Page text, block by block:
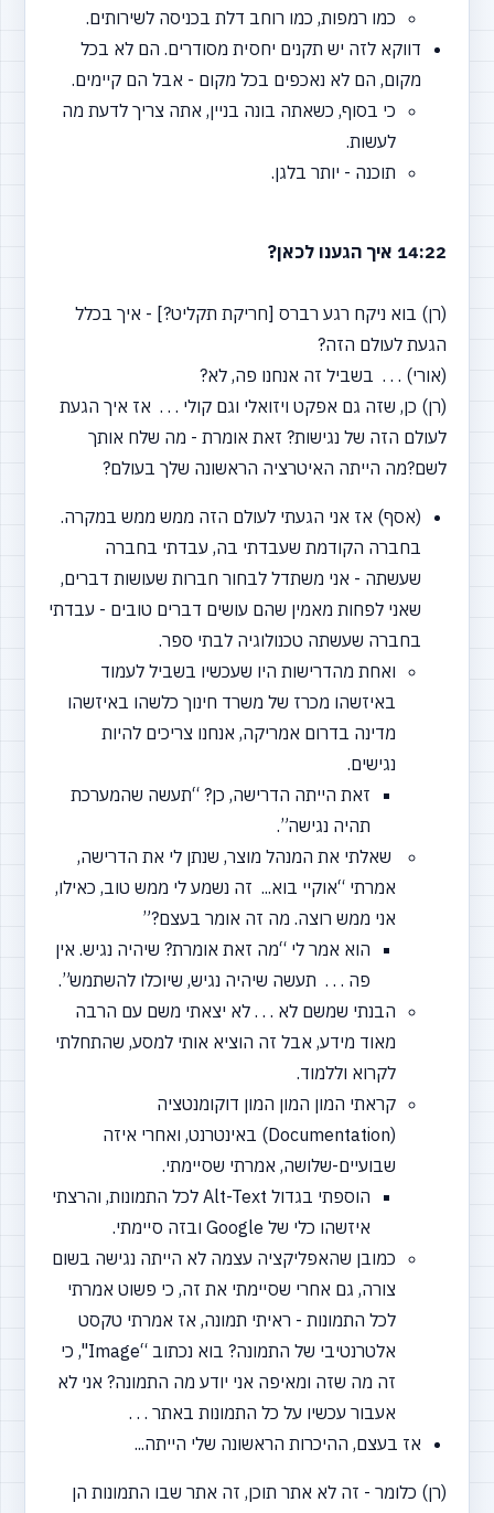
כמו רמפות, כמו רוחב דלת בכניסה לשירותים.
דווקא לזה יש תקנים יחסית מסודרים. הם לא בכל
מקום, הם לא נאכפים בכל מקום - אבל הם קיימים.
כי בסוף, כשאתה בונה בניין, אתה צריך לדעת מה
לעשות.
תוכנה - יותר בלגן.
14:22 איך הגענו לכאן?
(רן) בוא ניקח רגע רברס [חריקתתקליט?] - איך בכלל
הגעת לעולם הזה?
(אורי) . . . בשביל זה אנחנו פה, לא?
(רן) כן, שזה גם אפקט ויזואלי וגם קולי . . . אז איך הגעת
לעולם הזה של נגישות? זאת אומרת - מה שלח אותך
לשם?מה הייתה האיטרציה הראשונה שלך בעולם?
(אסף) אז אני הגעתי לעולם הזה ממש ממש במקרה.
בחברה הקודמת שעבדתי בה, עבדתי בחברה
שעשתה - אני משתדל לבחור חברות שעושות דברים,
שאני לפחות מאמין שהם עושים דברים טובים - עבדתי
בחברה שעשתה טכנולוגיה לבתי ספר.
ואחת מהדרישות היו שעכשיו בשביל לעמוד
באיזשהו מכרז של משרד חינוך כלשהו באיזשהו
מדינה בדרום אמריקה, אנחנו צריכים להיות
נגישים.
זאת הייתה הדרישה, כן? “תעשה שהמערכת
תהיה נגישה”.
שאלתי את המנהל מוצר, שנתן לי את הדרישה,
אמרתי “אוקיי בוא... זה נשמע לי ממש טוב, כאילו,
אני ממש רוצה. מה זה אומר בעצם?”
הוא אמר לי “מה זאת אומרת? שיהיה נגיש. אין
פה . . . תעשה שיהיה נגיש, שיוכלו להשתמש”.
הבנתי שמשם לא . . . לא יצאתי משם עם הרבה
מאוד מידע, אבל זה הוציא אותי למסע, שהתחלתי
לקרוא וללמוד.
קראתי המון המון המון דוקומנטציה
(Documentation)
באינטרנט, ואחרי איזה
שבועיים-שלושה, אמרתי שסיימתי.
הוספתי בגדול Alt-Text לכל התמונות, והרצתי
איזשהו כלי של Google ובזה סיימתי.
כמובן שהאפליקציה עצמה לא הייתה נגישה בשום
צורה, גם אחרי שסיימתי את זה, כי פשוט אמרתי
לכל התמונות - ראיתי תמונה, אז אמרתי טקסט
אלטרנטיבי של התמונה? בוא נכתוב “Image",
כי
זה מה שזה ומאיפה אני יודע מה התמונה? אני לא
אעבור עכשיו על כל התמונות באתר . . .
אז בעצם, ההיכרות הראשונה שלי הייתה...
(רן) כלומר - זה לא אתר תוכן, זה אתר שבו התמונות הן